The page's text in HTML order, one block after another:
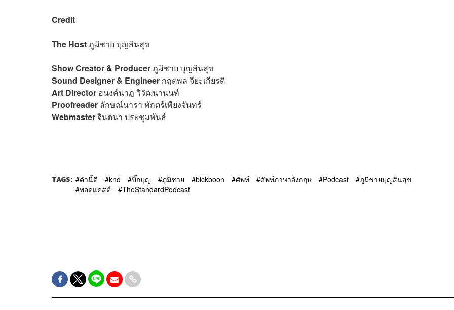
Credit
The Hostภูมิชาย บุญสินสุข
Show Creator & Producerภูมิชาย บุญสินสุข
Sound Designer & Engineer กฤตพล จียะเกียรติ
Art Director อนงค์นาฏ วิวัฒนานนท์
Proofreader ลักษณ์นารา พักตร์เพียงจันทร์
Webmasterจินตนา ประชุมพันธ์
TAGS: คำนี้ดี knd บิ๊กบุญ ภูมิชาย bickboon ศัพท์ ศัพท์ภาษาอังกฤษ Podcast
ภูมิชายบุญสินสุข
พอดแคสต์
TheStandardPodcast